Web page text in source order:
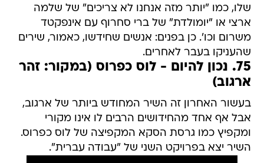
שלו, כמו "יותר מזה אנחנו לא צריכים" של שלמה
ארצי או "יומולדת" של ברי סחרוף עם אינפקטד
משרום וכו'. כן בפנים: אנשים שחידשו, כאמור, שירים
שהעניקו בעבר לאחרים.
75. נכון להיום - לוס כפרוס (במקור: זהר
ארגוב)
בעשור האחרון זה השיר המחודש ביותר של ארגוב,
אבל אף אחד מהחידושים הרבים לו אינו מקורי
ומקפיץ כמו גרסת הסקא המקפיצה של לוס כפרוס.
השיר יצא בפרויקט השני של "עבודה עברית".